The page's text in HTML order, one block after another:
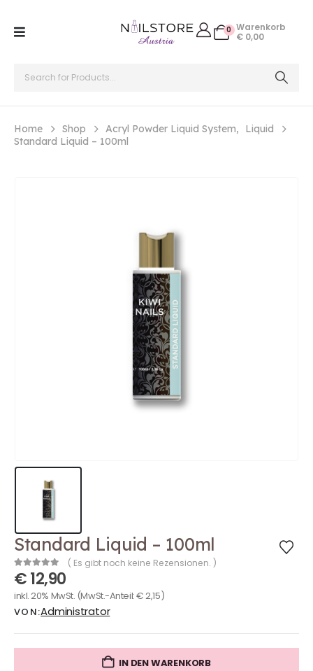
0 Warenkorb
€ 0,00
Home Shop Acryl Powder Liquid System,
Liquid
Standard Liquid – 100ml
Standard Liquid – 100ml
0out of 5
( Es gibt noch keine Rezensionen. )
€12,90
inkl. 20% MwSt. (MwSt.-Anteil:€2,15)
VON:Administrator
IN DEN WARENKORB